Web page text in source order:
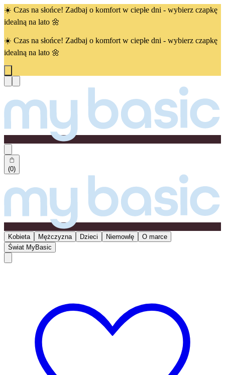
☀️ Czas na słońce! Zadbaj o komfort w ciepłe dni - wybierz czapkę
idealną na lato 🌼
☀️ Czas na słońce! Zadbaj o komfort w ciepłe dni - wybierz czapkę
idealną na lato 🌼
(0)
Kobieta Mężczyzna Dzieci Niemowlę
O marce
Świat MyBasic